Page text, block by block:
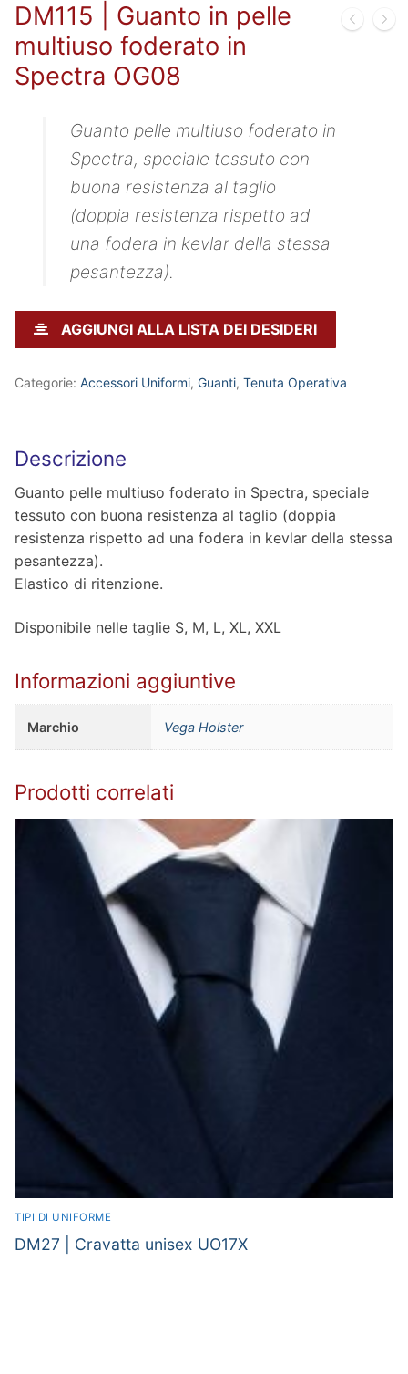
DM115 | Guanto in pelle
multiuso foderato in
Spectra OG08
Guanto pelle multiuso foderato in
Spectra, speciale tessuto con
buona resistenza al taglio
(doppia resistenza rispetto ad
una fodera in kevlar della stessa
pesantezza).
AGGIUNGI ALLA LISTA DEI DESIDERI
Categorie: Accessori Uniformi, Guanti, Tenuta Operativa
Descrizione
Guanto pelle multiuso foderato in Spectra, speciale
tessuto con buona resistenza al taglio (doppia
resistenza rispetto ad una fodera in kevlar della stessa
pesantezza).
Elastico di ritenzione.
Disponibile nelle taglie S, M, L, XL, XXL
Informazioni aggiuntive
Marchio Vega Holster
Prodotti correlati
TIPI DI UNIFORME
DM27 | Cravatta unisex UO17X